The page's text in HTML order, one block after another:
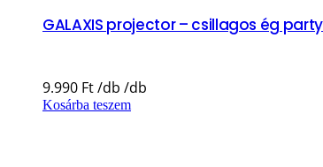
GALAXIS projector – csillagos ég
9.990 Ft
Kosárba teszem